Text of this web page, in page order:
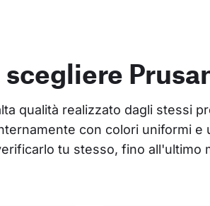
scegliere
qualità realizzato dagli stessi
con colori uniformi e
tu stesso, fino all'ultimo